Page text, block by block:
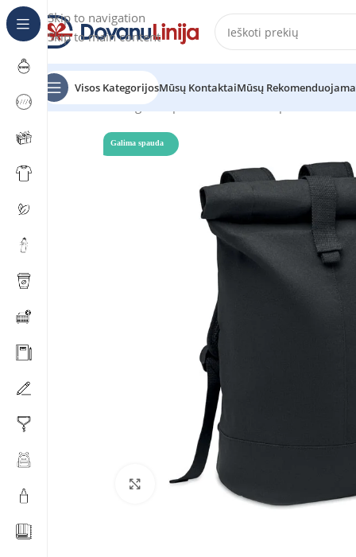
Skip to navigation
Skip to main content
Visos KategorijosMūsų KontaktaiMūsų Rekomenduojama
Pradžia Katalogas
Galima spauda
Click to enlarge